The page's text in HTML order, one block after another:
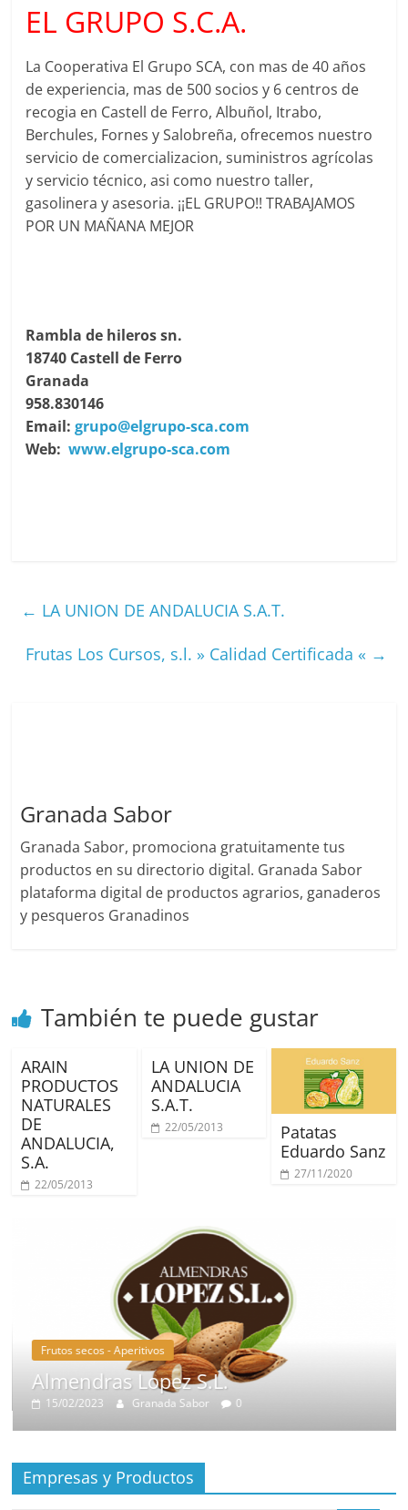
EL GRUPO S.C.A.
La Cooperativa El Grupo SCA, con mas de 40 años
de experiencia, mas de 500 socios y 6 centros de
recogia en Castell de Ferro, Albuñol, Itrabo,
Berchules, Fornes y Salobreña, ofrecemos nuestro
servicio de comercializacion, suministros agrícolas
y servicio técnico, asi como nuestro taller,
gasolinera y asesoria. ¡¡EL GRUPO!! TRABAJAMOS
POR UN MAÑANA MEJOR
Rambla de hileros sn.
18740 Castell de Ferro
Granada
958.830146
Email:grupo@elgrupo-sca.com
Web: www.elgrupo-sca.com
← LA UNION DE ANDALUCIA S.A.T.
Frutas Los Cursos, s.l. » Calidad Certificada « →
Granada Sabor
Granada Sabor, promociona gratuitamente tus
productos en su directorio digital. Granada Sabor
plataforma digital de productos agrarios, ganaderos
y pesqueros Granadinos
También te puede gustar
ARAIN
PRODUCTOS
NATURALES
DE
ANDALUCIA,
S.A.
22/05/2013
LA UNION DE
ANDALUCIA
S.A.T.
22/05/2013
Patatas
Eduardo Sanz
27/11/2020
Frutos secos - Aperitivos
Almendras Lopez S.L.
15/02/2023 Granada Sabor 0
Empresas y Productos